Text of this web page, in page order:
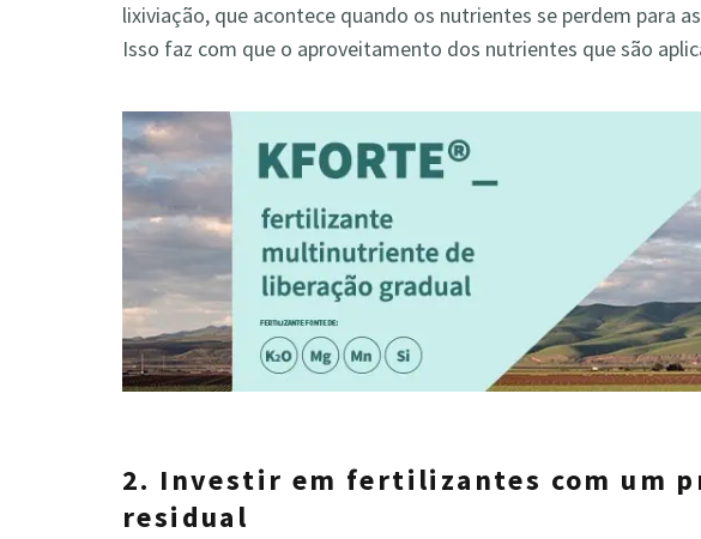
lixiviação, que acontece quando os nutrientes se perdem para
Isso faz com que o aproveitamento dos nutrientes que são
2. Investir em fertilizantes com um
residual